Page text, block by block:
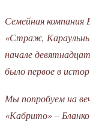
Семейная компания
«Страж,
начале
было первое в
Мы попробуем на
«Кабрито» –